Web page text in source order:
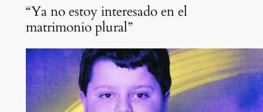
“Ya no estoy interesado en el
matrimonio plural”